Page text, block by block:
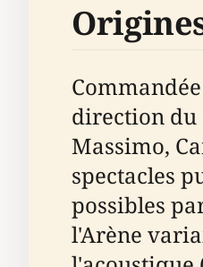
direction du
Massimo,
spectacles
possibles
l'Arène